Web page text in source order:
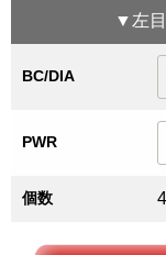
▼ 左目
BC/DIA
PWR
個数 4